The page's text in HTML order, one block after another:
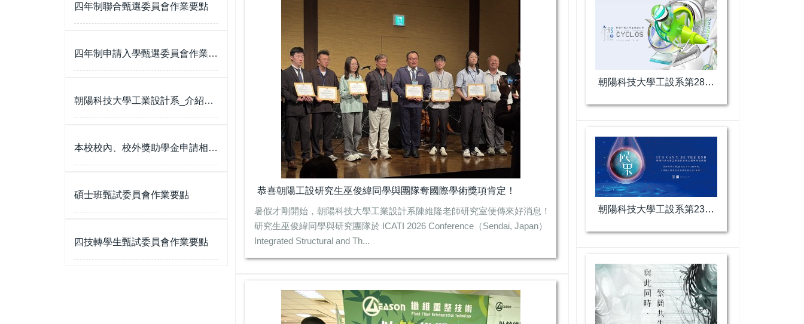
四年制聯合甄選委員會作業要點
四年制申請入學甄選委員會作業要點
朝陽科技大學工業設計系_介紹宣傳影片
本校校內、校外獎助學金申請相關事宜
碩士班甄試委員會作業要點
四技轉學生甄試委員會作業要點
恭喜朝陽工設研究生巫俊緯同學與團隊奪國際學術獎項肯定！
暑假才剛開始，朝陽科技大學工業設計系陳維隆老師研究室便傳來好消息！
研究生巫俊緯同學與研究團隊於 ICATI 2026 Conference（Sendai, Japan） 發表論文：
Integrated Structural and Th...
朝陽科技大學工設系第28屆畢業專題展
朝陽科技大學工設系第23屆進修部畢業專題展